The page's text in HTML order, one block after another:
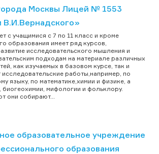
Москвы Лицей № 1553
В.И.Вернадского»
с учащимися с 7 по 11 класс и кроме
образования имеет ряд курсов,
исследовательского мышления и
подходам на материале различных
как изучаемых в базовом курсе, так и
исследовательские работы,например, по
языку, по математике,химии и физике, а
биогеохимии, мифологии и фольклору.
они собирают...
образовательное учреждение
образования